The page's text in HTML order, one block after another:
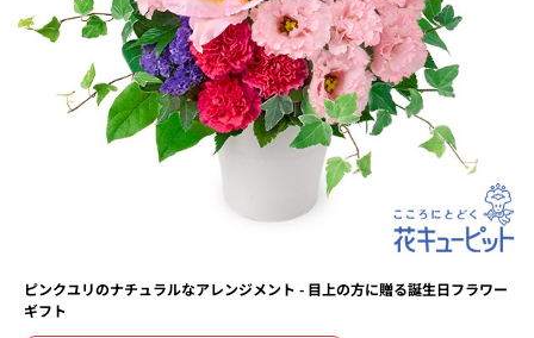
ピンクユリのナチュラルなアレンジメント - 目上の方に贈る誕生日フラワー
ギフト